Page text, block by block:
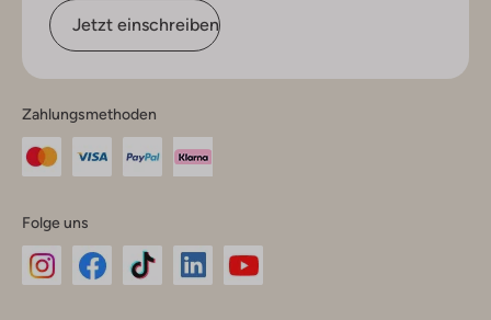
Jetzt einschreiben
Zahlungsmethoden
Folge uns